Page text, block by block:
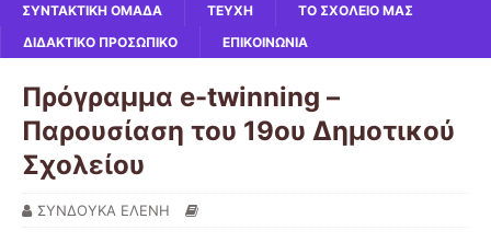
ΣΥΝΤΑΚΤΙΚΗ ΟΜΑΔΑ ΤΕΥΧΗ
ΤΟ ΣΧΟΛΕΙΟ ΜΑΣ
ΔΙΔΑΚΤΙΚΟ ΠΡΟΣΩΠΙΚΟ
ΕΠΙΚΟΙΝΩΝΙΑ
Πρόγραμμα e-twinning –
Παρουσίαση του 19ου Δημοτικού
Σχολείου
ΣΥΝΔΟΥΚΑ ΕΛΕΝΗ